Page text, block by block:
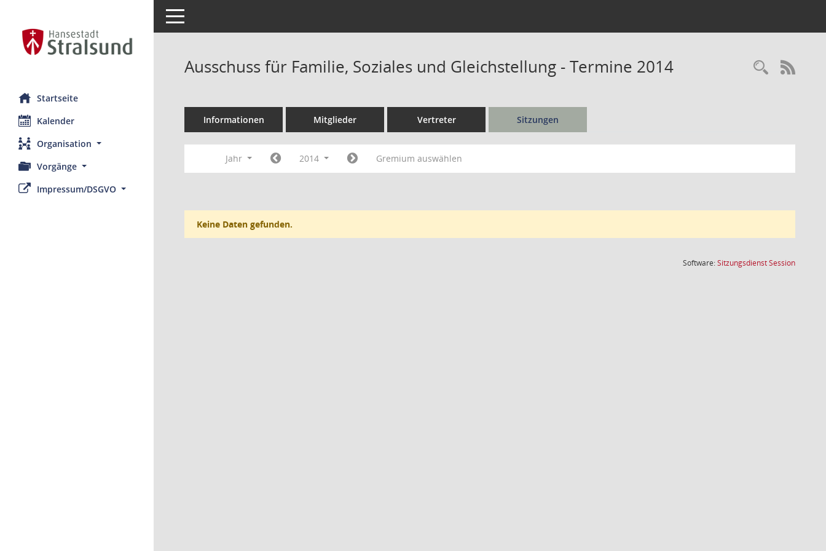
Startseite
Kalender
Organisation
Vorgänge
Impressum/DSGVO
Toggle navigation
Ausschuss für Familie, Soziales und Gleichstellung - Termine 2014
Informationen Mitglieder Vertreter Sitzungen
Jahr 2014 Gremium auswählen
Keine Daten gefunden.
Software:SitzungsdienstSession(Wird in